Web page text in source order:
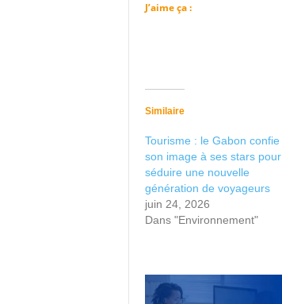
J’aime ça :
Similaire
Tourisme : le Gabon confie
son image à ses stars pour
séduire une nouvelle
génération de voyageurs
juin 24, 2026
Dans "Environnement"